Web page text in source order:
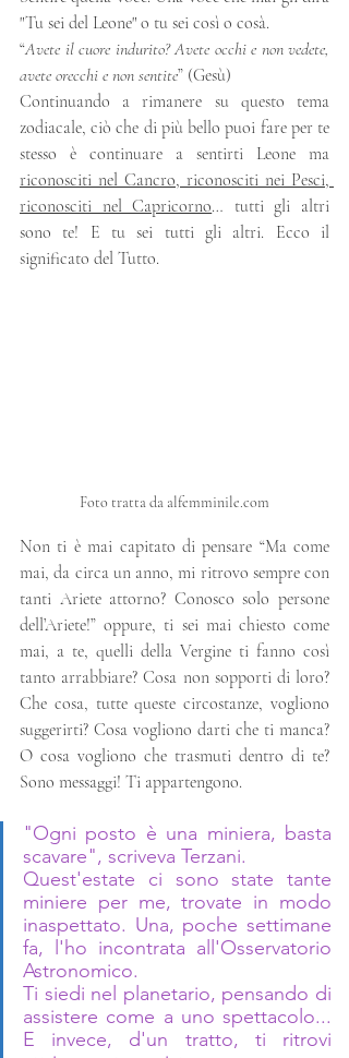
"Tu sei del Leone" o tu sei così o cosà.
“Avete il cuore indurito? Avete occhi e non vedete,
avete orecchi e non sentite” (Gesù)
Continuando a rimanere su questo tema
zodiacale, ciò che di più bello puoi fare per te
riconosciti nel Cancro, riconosciti nei Pesci,
riconosciti nel Capricorno… tutti gli altri
sono te! E tu sei tutti gli altri. Ecco il
significato del Tutto.
Foto tratta da alfemminile.com
Non ti è mai capitato di pensare “Ma come
mai, da circa un anno, mi ritrovo sempre con
tanti Ariete attorno? Conosco solo persone
dell’Ariete!” oppure, ti sei mai chiesto come
mai, a te, quelli della Vergine ti fanno così
tanto arrabbiare? Cosa non sopporti di loro?
Che cosa, tutte queste circostanze, vogliono
suggerirti? Cosa vogliono darti che ti manca?
O cosa vogliono che trasmuti dentro di te?
Sono messaggi! Ti appartengono.
"Ogni posto è una miniera, basta
scavare", scriveva Terzani.
Quest'estate ci sono state tante
miniere per me, trovate in modo
inaspettato. Una, poche settimane
fa, l'ho incontrata all'Osservatorio
Astronomico.
Ti siedi nel planetario, pensando di
assistere come a uno spettacolo...
E invece, d'un tratto, ti ritrovi